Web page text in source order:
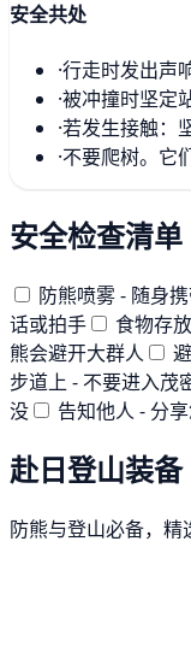
安全共处
·行走时发出声
·被冲撞时坚定
·若发生接触：
·不要爬树。它
安全检查清单
防熊喷雾 - 随身
话或拍手
食物存
熊会避开大群人
步道上 - 不要进入茂
没
告知他人 - 分
赴日登山装备
防熊与登山必备，精